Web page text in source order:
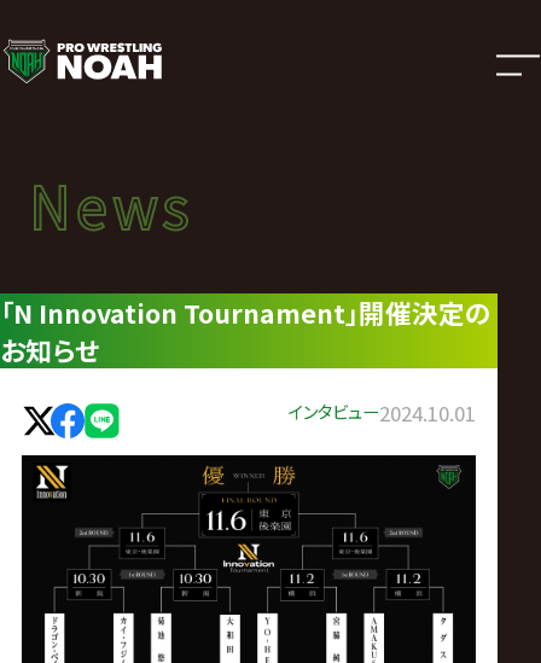
ニ
ュ
ー
ス
|
プ
ロ
レ
News
ニュース
News
「N Innovation Tournament」開催決定の
お知らせ
インタビュー2024.10.01